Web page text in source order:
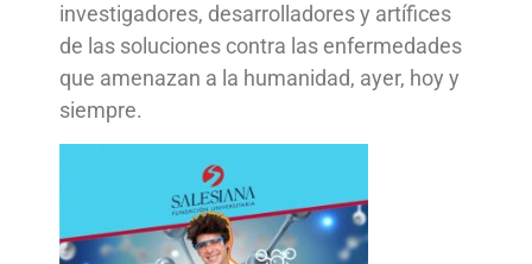
investigadores, desarrolladores y artífices
de las soluciones contra las enfermedades
que amenazan a la humanidad, ayer, hoy y
siempre.